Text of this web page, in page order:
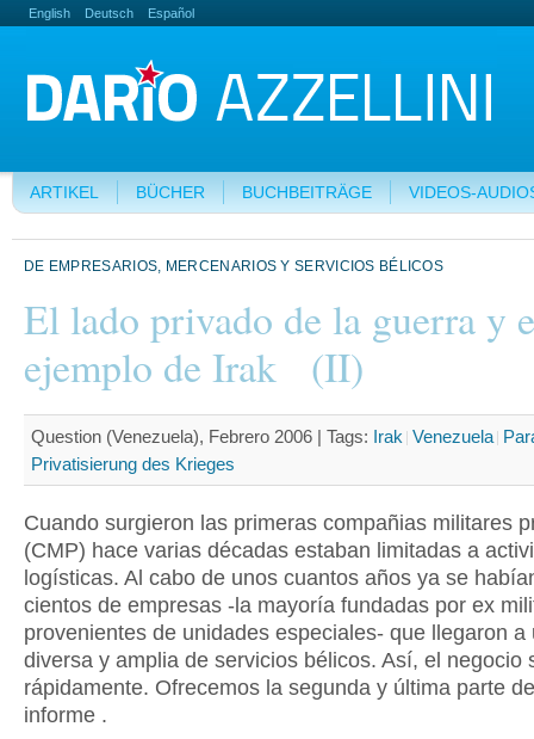
English Deutsch Español
ARTIKEL BÜCHER BUCHBEITRÄGE VIDEOS-
DE EMPRESARIOS, MERCENARIOS Y SERVICIOS BÉLICOS
El lado privado de la guerra y
ejemplo de Irak (II)
Question (Venezuela), Febrero 2006 | Tags: Irak Venezuela
Privatisierung des Krieges
Cuando surgieron las primeras compañias militares
(CMP) hace varias décadas estaban limitadas a
logísticas. Al cabo de unos cuantos años ya se
cientos de empresas -la mayoría fundadas por ex
provenientes de unidades especiales- que llegaron a
diversa y amplia de servicios bélicos. Así, el negocio
rápidamente. Ofrecemos la segunda y última parte
informe .